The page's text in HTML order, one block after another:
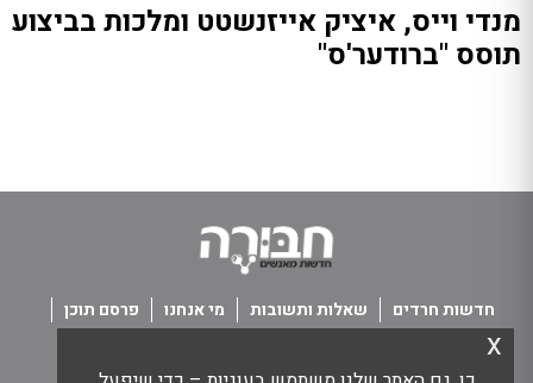
מנדי וייס, איציק אייזנשטט ומלכות בביצוע
תוסס "ברודער'ס"
x
חדשות חרדים שאלות ותשובות מי אנחנו
פרסם תוכן